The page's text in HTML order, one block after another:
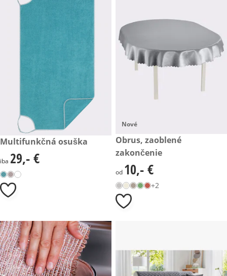
29,- €
Multifunkčná osuška
29,- €
iba 29,- €
Nové
10,- €
Obrus, zaoblené
zakončenie
10,- €
od 10,- €
+2